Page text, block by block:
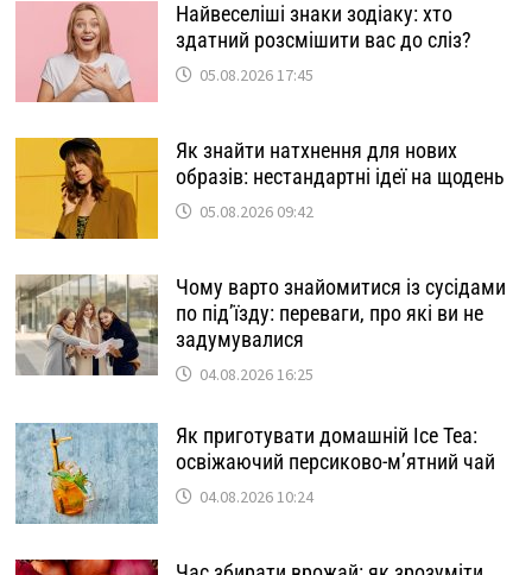
Найвеселіші знаки зодіаку: хто
здатний розсмішити вас до сліз?
05.08.2026 17:45
Як знайти натхнення для нових
образів: нестандартні ідеї на щодень
05.08.2026 09:42
Чому варто знайомитися із сусідами
по під’їзду: переваги, про які ви не
задумувалися
04.08.2026 16:25
Як приготувати домашній Ice Tea:
освіжаючий персиково-м’ятний чай
04.08.2026 10:24